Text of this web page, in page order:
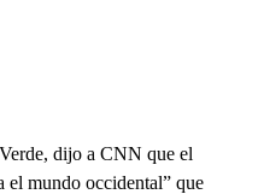
dijo a CNN que el
el mundo occidental” que